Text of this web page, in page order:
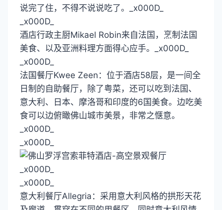
说完了住，不得不说说吃了。_x000D_
_x000D_
酒店行政主厨Mikael Robin来自法国，烹制法国
美食、以及亚洲料理方面得心应手。_x000D_
_x000D_
法国餐厅Kwee Zeen：位于酒店58层，是一间全
日制的自助餐厅，除了粤菜，还可以吃到法国、
意大利、日本、摩洛哥和印度的6国美食。边吃美
食可以边俯瞰佛山城市美景，非常之惬意。
_x000D_
_x000D_
_x000D_
_x000D_
意大利餐厅Allegria：采用意大利风格的拱形天花